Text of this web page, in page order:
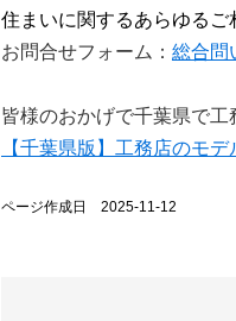
住まいに関するあらゆるご
お問合せフォーム： 総合問
皆様のおかげで千葉県で工
【千葉県版】工務店のモ
ページ作成日 2025-11-12